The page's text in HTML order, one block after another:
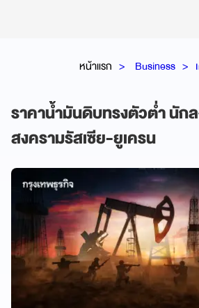
หน้าแรก Business
ราคาน้ำมันดิบทรงตัวต่ำ นัก
สงครามรัสเซีย-ยูเครน